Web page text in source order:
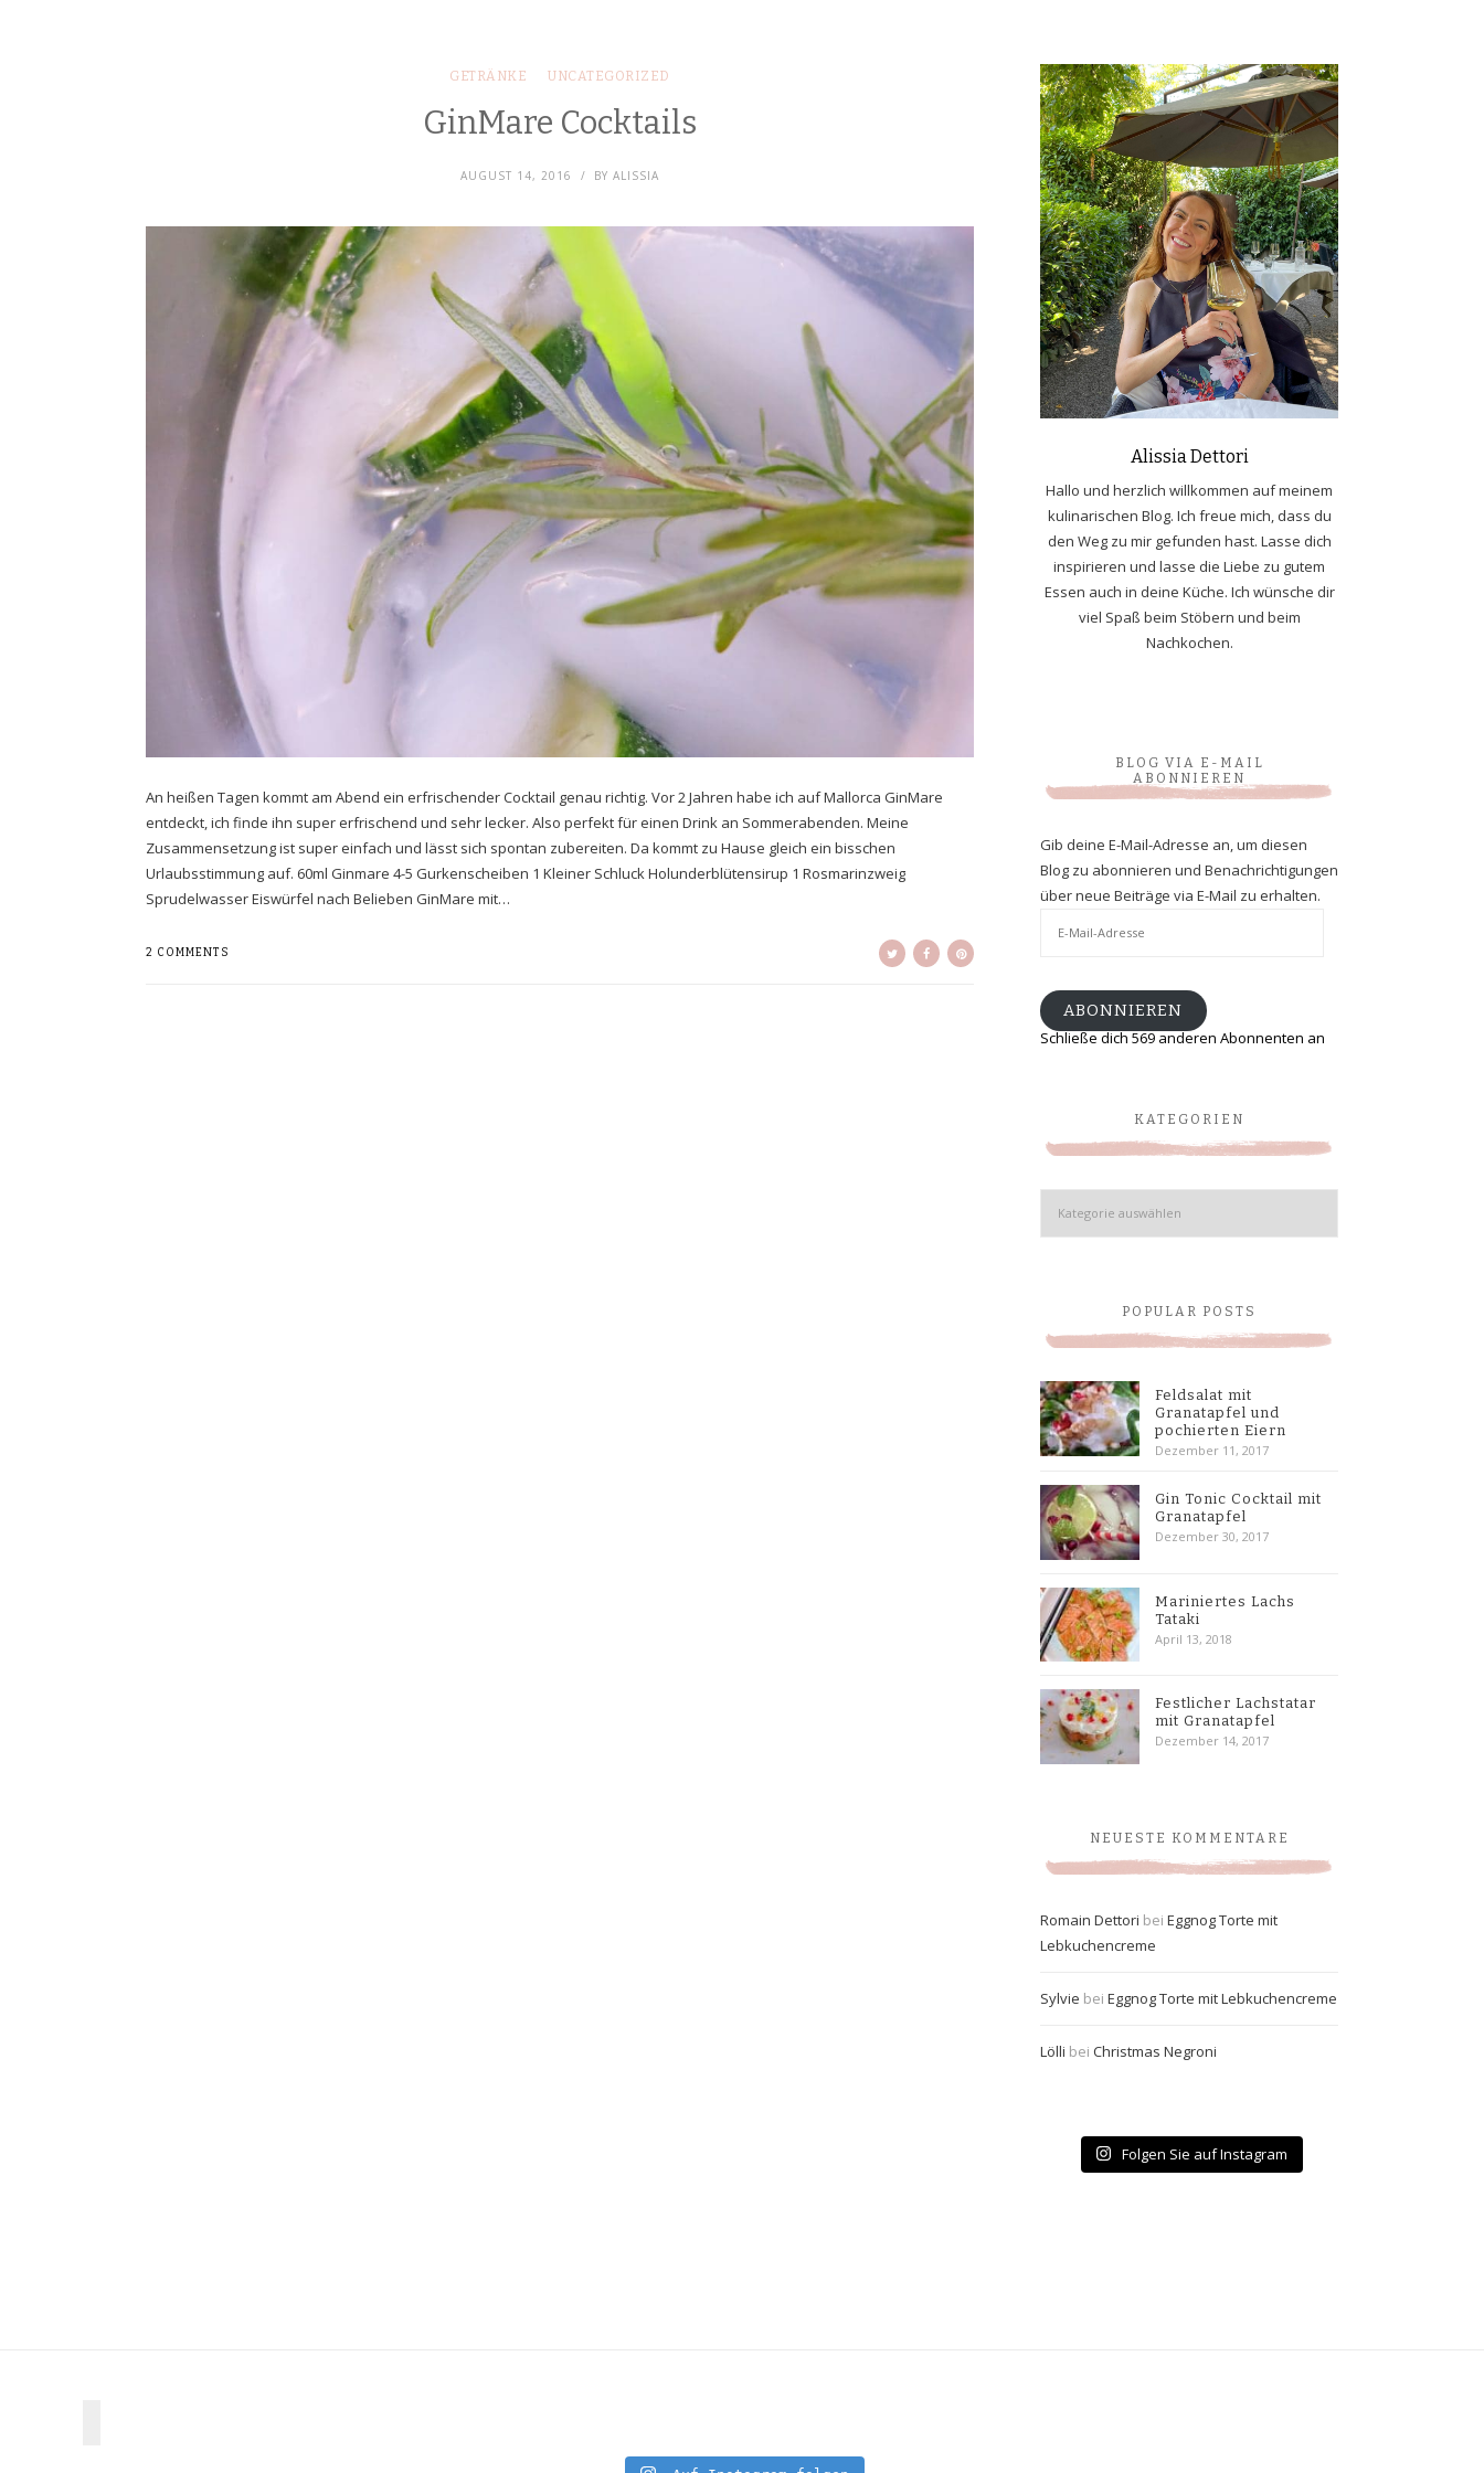
GETRÄNKE UNCATEGORIZED
GinMare Cocktails
AUGUST 14, 2016 BY ALISSIA
An heißen Tagen kommt am Abend ein erfrischender Cocktail genau richtig. Vor 2 Jahren habe ich auf Mallorca GinMare
entdeckt, ich finde ihn super erfrischend und sehr lecker. Also perfekt für einen Drink an Sommerabenden. Meine
Zusammensetzung ist super einfach und lässt sich spontan zubereiten. Da kommt zu Hause gleich ein bisschen
Urlaubsstimmung auf. 60ml Ginmare 4-5 Gurkenscheiben 1 Kleiner Schluck Holunderblütensirup 1 Rosmarinzweig
Sprudelwasser Eiswürfel nach Belieben GinMare mit…
2 COMMENTS
Alissia Dettori
Hallo und herzlich willkommen auf meinem
kulinarischen Blog. Ich freue mich, dass du
den Weg zu mir gefunden hast. Lasse dich
inspirieren und lasse die Liebe zu gutem
Essen auch in deine Küche. Ich wünsche dir
viel Spaß beim Stöbern und beim
Nachkochen.
BLOG VIA E-MAIL
ABONNIEREN
Gib deine E-Mail-Adresse an, um diesen
Blog zu abonnieren und Benachrichtigungen
über neue Beiträge via E-Mail zu erhalten.
ABONNIEREN
Schließe dich 569 anderen Abonnenten an
KATEGORIEN
Kategorien
POPULAR POSTS
Feldsalat mit
Granatapfel und
pochierten Eiern
Dezember 11, 2017
Gin Tonic Cocktail mit
Granatapfel
Dezember 30, 2017
Mariniertes Lachs
Tataki
April 13, 2018
Festlicher Lachstatar
mit Granatapfel
Dezember 14, 2017
NEUESTE KOMMENTARE
Romain Dettori bei Eggnog Torte mit
Lebkuchencreme
Sylvie bei Eggnog Torte mit Lebkuchencreme
Lölli bei Christmas Negroni
Folgen Sie auf Instagram